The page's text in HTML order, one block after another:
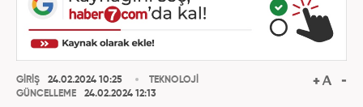
GİRİŞ
24.02.2024 10:25
GÜNCELLEME
24.02.2024 12:13
TEKNOLOJİ